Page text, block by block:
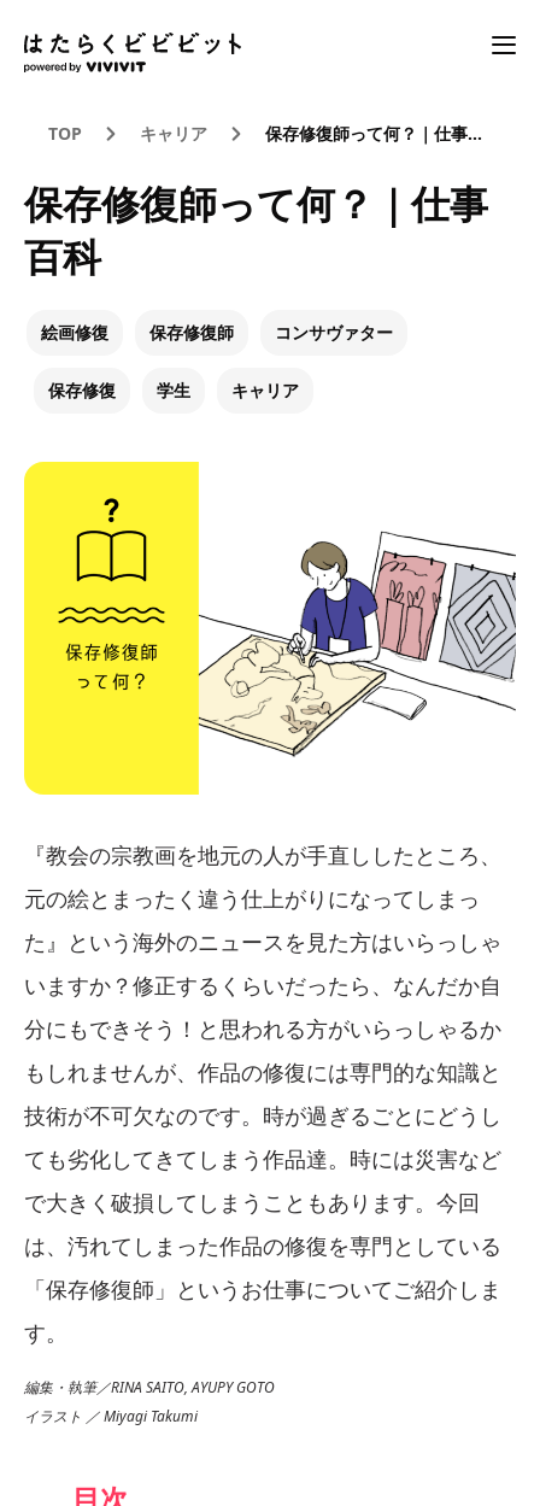
TOP キャリア 保存修復師って何？｜仕事百科
保存修復師って何？｜仕事
百科
絵画修復 保存修復師 コンサヴァター
保存修復 学生 キャリア
『教会の宗教画を地元の人が手直ししたところ、
元の絵とまったく違う仕上がりになってしまっ
た』という海外のニュースを見た方はいらっしゃ
いますか？修正するくらいだったら、なんだか自
分にもできそう！と思われる方がいらっしゃるか
もしれませんが、作品の修復には専門的な知識と
技術が不可欠なのです。時が過ぎるごとにどうし
ても劣化してきてしまう作品達。時には災害など
で大きく破損してしまうこともあります。今回
は、汚れてしまった作品の修復を専門としている
「保存修復師」というお仕事についてご紹介しま
す。
編集・執筆／RINA SAITO, AYUPY GOTO
イラスト ／ Miyagi Takumi